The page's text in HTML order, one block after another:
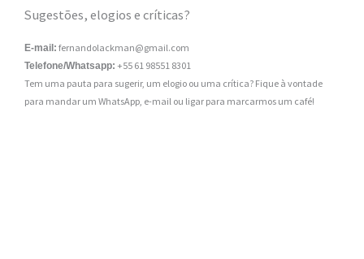
Sugestões, elogios e críticas?
E-mail: fernandolackman@gmail.com
Telefone/Whatsapp: +55 61 98551 8301
Tem uma pauta para sugerir, um elogio ou uma crítica? Fique à vontade
para mandar um WhatsApp, e-mail ou ligar para marcarmos um café!